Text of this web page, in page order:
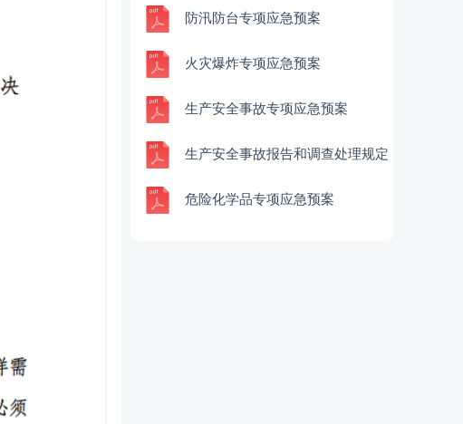
防汛防台专项应急预案
火灾爆炸专项应急预案
生产安全事故专项应急预案
生产安全事故报告和调查处理规定
危险化学品专项应急预案